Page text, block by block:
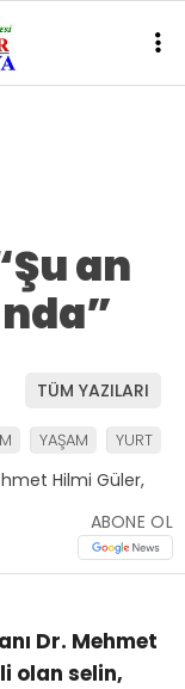
an
TÜM YAZILARI
YAŞAM YURT
ABONE OL
Dr. Mehmet
olan selin,